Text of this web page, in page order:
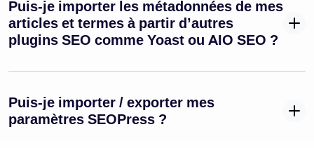
Puis-je importer les métadonnées de mes
articles et termes à partir d’autres
plugins SEO comme Yoast ou AIO SEO ?
Puis-je importer / exporter mes
paramètres SEOPress ?